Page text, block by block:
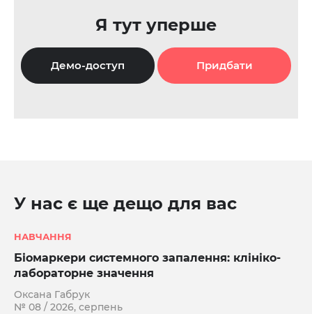
Я тут уперше
Демо-доступ Придбати
У нас є ще дещо для вас
НАВЧАННЯ
Біомаркери системного запалення: клініко-
лабораторне значення
Оксана Габрук
№ 08 / 2026, серпень